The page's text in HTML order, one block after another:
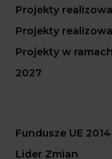
Projekty
Projekty
Projekty w
2027
Fundusze UE
Lider Zmian